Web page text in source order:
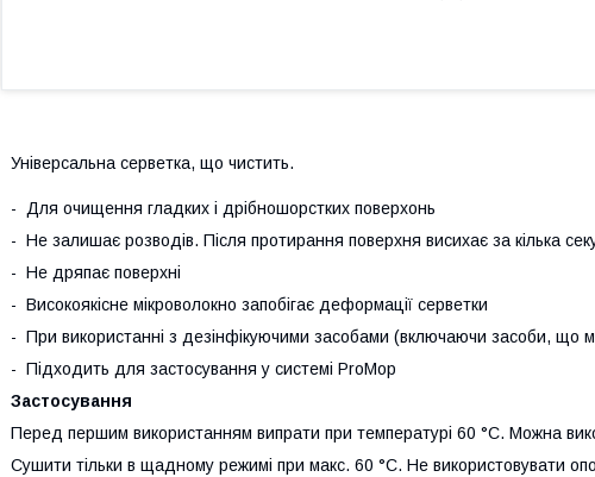
Універсальна серветка, що чистить.
- Для очищення гладких і дрібношорстких поверхонь
- Не залишає розводів. Після протирання поверхня висихає за кілька
- Не дряпає поверхні
- Високоякісне мікроволокно запобігає деформації серветки
- При використанні з дезінфікуючими засобами (включаючи засоби, що
- Підходить для застосування у системі ProMop
Застосування
Перед першим використанням випрати при температурі 60 °C. Можна
Сушити тільки в щадному режимі при макс. 60 °C. Не використовувати